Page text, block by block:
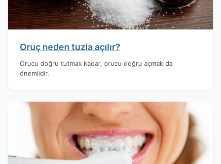
Oruç neden tuzla açılır?
Orucu doğru tutmak kadar, orucu doğru açmak da
önemlidir.